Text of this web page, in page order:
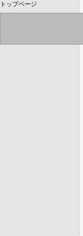
トップページ